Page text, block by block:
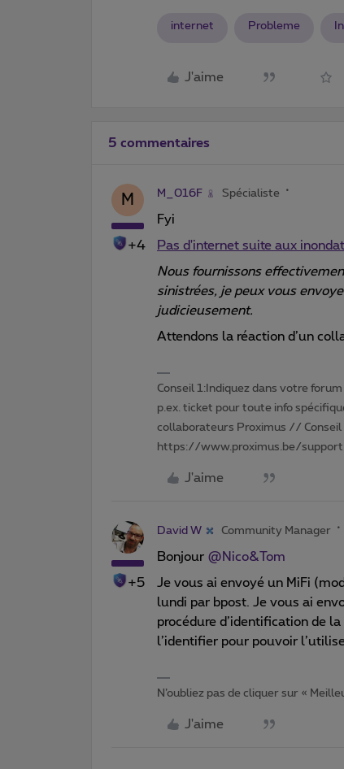
internet Probleme
J'aime
5 commentaires
M
+4
M_016F Spécialiste
Fyi
Pas d'internet suite aux
Nous fournissons
sinistrées, je peux vous
judicieusement.
Attendons la réaction d’un
Conseil 1:Indiquez dans votre
p.ex. ticket pour toute info
collaborateurs Proximus // Conseil
https://www.proximus.be/
J'aime
+5
David W Community Manager
Bonjour @Nico&Tom
Je vous ai envoyé un MiFi
lundi par bpost. Je vous ai
procédure d’identification de
l’identifier pour pouvoir
N’oubliez pas de cliquer sur «
J'aime